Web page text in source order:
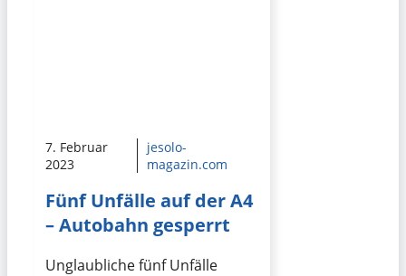
7. Februar
2023
jesolo-
magazin.com
Fünf Unfälle auf der A4
– Autobahn gesperrt
Unglaubliche fünf Unfälle